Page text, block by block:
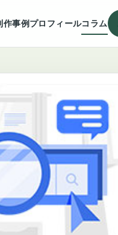
作事例プロフィールコラム